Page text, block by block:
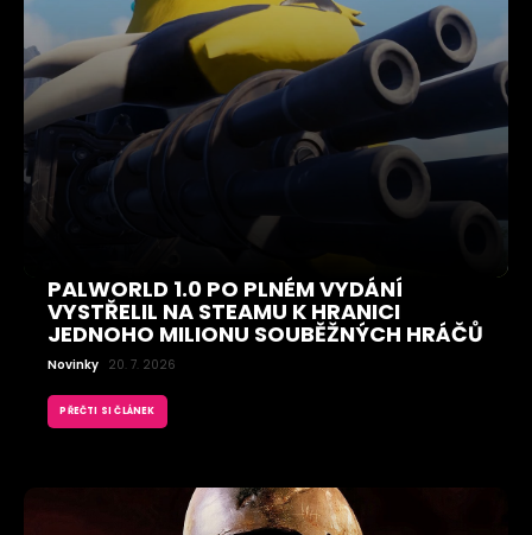
PALWORLD 1.0 PO PLNÉM VYDÁNÍ
VYSTŘELIL NA STEAMU K HRANICI
JEDNOHO MILIONU SOUBĚŽNÝCH HRÁČŮ
Novinky 20. 7. 2026
PŘEČTI SI ČLÁNEK